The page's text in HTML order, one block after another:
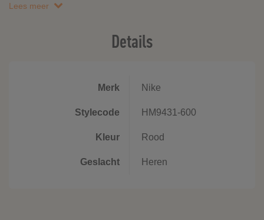
Lees meer
Details
Merk Nike
Stylecode HM9431-600
Kleur Rood
Geslacht Heren